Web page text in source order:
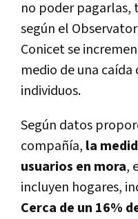
no poder pagarlas,
según el
Conicet se
medio de una
individuos.
Según datos
compañía, la
usuarios en mora,
incluyen hogares,
Cerca de un 16%